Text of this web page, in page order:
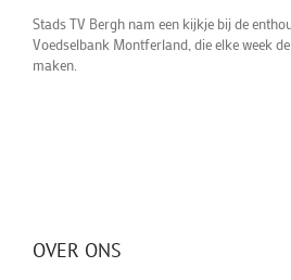
Stads TV Bergh nam een kijkje bij de
Voedselbank Montferland, die elke week
maken.
OVER ONS